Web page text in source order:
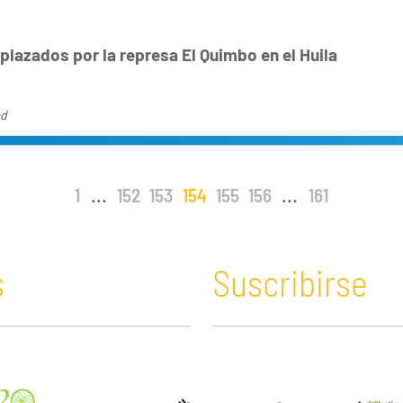
por la represa El Quimbo en el Huila
1 ... 152 153 154 155 156 ... 161
Suscribirse